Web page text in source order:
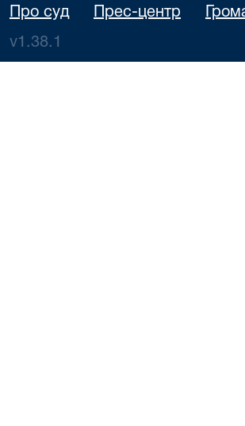
Про суд Прес-центр
v1.38.1